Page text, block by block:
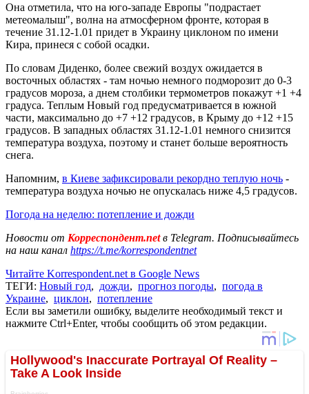
Она отметила, что на юго-западе Европы "подрастает
метеомалыш", волна на атмосферном фронте, которая в
течение 31.12-1.01 придет в Украину циклоном по имени
Кира, принеся с собой осадки.
По словам Диденко, более свежий воздух ожидается в
восточных областях - там ночью немного подморозит до 0-3
градусов мороза, а днем ​​столбики термометров покажут +1 +4
градуса. Теплым Новый год предусматривается в южной
части, максимально до +7 +12 градусов, в Крыму до +12 +15
градусов. В западных областях 31.12-1.01 немного снизится
температура воздуха, поэтому и станет больше вероятность
снега.
Напомним, в Киеве зафиксировали рекордно теплую ночь -
температура воздуха ночью не опускалась ниже 4,5 градусов.
Погода на неделю: потепление и дожди
Новости от Корреспондент.netв Telegram. Подписывайтесь
на наш канал https://t.me/korrespondentnet
Читайте Korrespondent.net в Google News
ТЕГИ: Новый год, дожди, прогноз погоды, погода в
Украине, циклон, потепление
Если вы заметили ошибку, выделите необходимый текст и
нажмите Ctrl+Enter, чтобы сообщить об этом редакции.